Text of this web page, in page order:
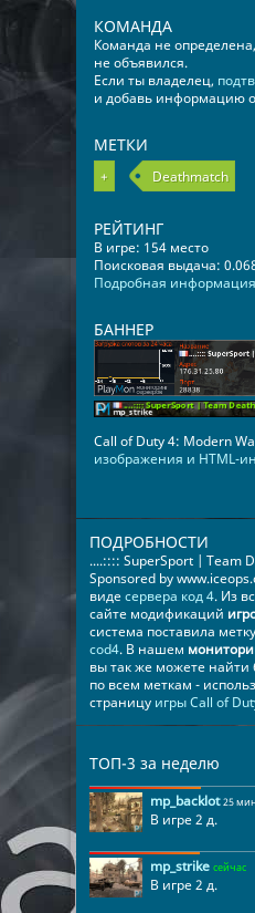
КОМАНДА
Команда не
не объявился.
Если ты владелец,
и добавь информацию
МЕТКИ
+ Deathmatch
РЕЙТИНГ
В игре: 154 место
Поисковая выдача:
Подробная
БАННЕР
Call of Duty 4: Modern
изображения и HTML-
ПОДРОБНОСТИ
....:::: SuperSport | Team
Sponsored by
видесервера код 4. Из
сайте модификаций
система поставила метку
cod4. В нашем
вы так же можете
по всем меткам -
страницу игры Call of
ТОП-3 за неделю
mp_backlot 25
В игре 2 д.
mp_strike сейчас
В игре 2 д.